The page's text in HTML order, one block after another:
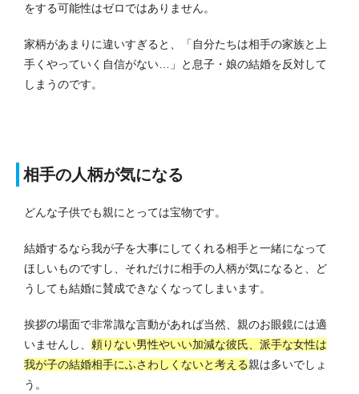
をする可能性はゼロではありません。
家柄があまりに違いすぎると、「自分たちは相手の家族と上
手くやっていく自信がない…」と息子・娘の結婚を反対して
しまうのです。
相手の人柄が気になる
どんな子供でも親にとっては宝物です。
結婚するなら我が子を大事にしてくれる相手と一緒になって
ほしいものですし、それだけに相手の人柄が気になると、ど
うしても結婚に賛成できなくなってしまいます。
挨拶の場面で非常識な言動があれば当然、親のお眼鏡には適
いませんし、 頼りない男性やいい加減な彼氏、派手な女性は
我が子の結婚相手にふさわしくないと考える親は多いでしょ
う。